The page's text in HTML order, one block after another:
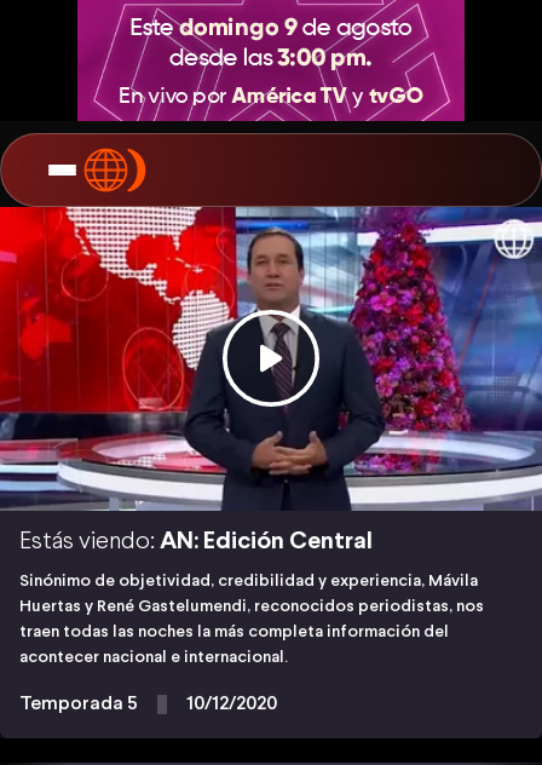
Estás viendo: AN: Edición Central
Sinónimo de objetividad, credibilidad y experiencia, Mávila
Huertas y René Gastelumendi, reconocidos periodistas, nos
traen todas las noches la más completa información del
acontecer nacional e internacional.
Temporada 5 10/12/2020